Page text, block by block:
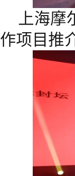
上海摩
作项目推